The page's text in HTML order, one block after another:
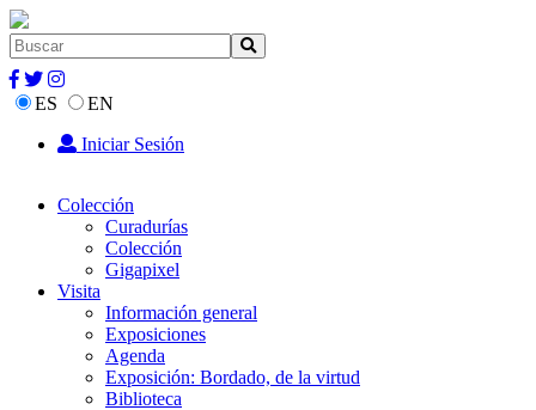
ES
EN
Iniciar Sesión
Colección
Curadurías
Colección
Gigapixel
Visita
Información general
Exposiciones
Agenda
Exposición: Bordado, de la virtud
Biblioteca